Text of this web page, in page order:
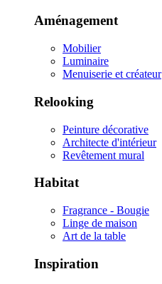
Aménagement
Mobilier
Luminaire
Menuiserie et créateur
Relooking
Peinture décorative
Architecte d'intérieur
Revêtement mural
Habitat
Fragrance - Bougie
Linge de maison
Art de la table
Inspiration